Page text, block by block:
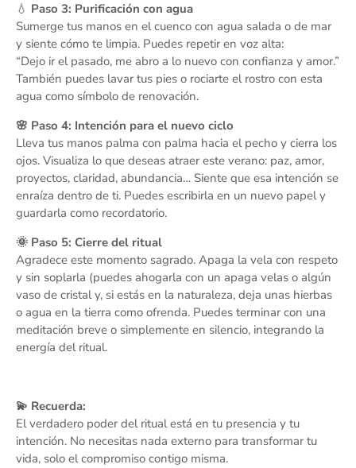
💧 Paso 3: Purificación con agua
Sumerge tus manos en el cuenco con agua salada o de mar
y siente cómo te limpia. Puedes repetir en voz alta:
“Dejo ir el pasado, me abro a lo nuevo con confianza y amor.”
También puedes lavar tus pies o rociarte el rostro con esta
agua como símbolo de renovación.
🌸 Paso 4: Intención para el nuevo ciclo
Lleva tus manos palma con palma hacia el pecho y cierra los
ojos. Visualiza lo que deseas atraer este verano: paz, amor,
proyectos, claridad, abundancia… Siente que esa intención se
enraíza dentro de ti. Puedes escribirla en un nuevo papel y
guardarla como recordatorio.
🌞 Paso 5: Cierre del ritual
Agradece este momento sagrado. Apaga la vela con respeto
y sin soplarla (puedes ahogarla con un apaga velas o algún
vaso de cristal y, si estás en la naturaleza, deja unas hierbas
o agua en la tierra como ofrenda. Puedes terminar con una
meditación breve o simplemente en silencio, integrando la
energía del ritual.
💫 Recuerda:
El verdadero poder del ritual está en tu presencia y tu
intención. No necesitas nada externo para transformar tu
vida, solo el compromiso contigo misma.